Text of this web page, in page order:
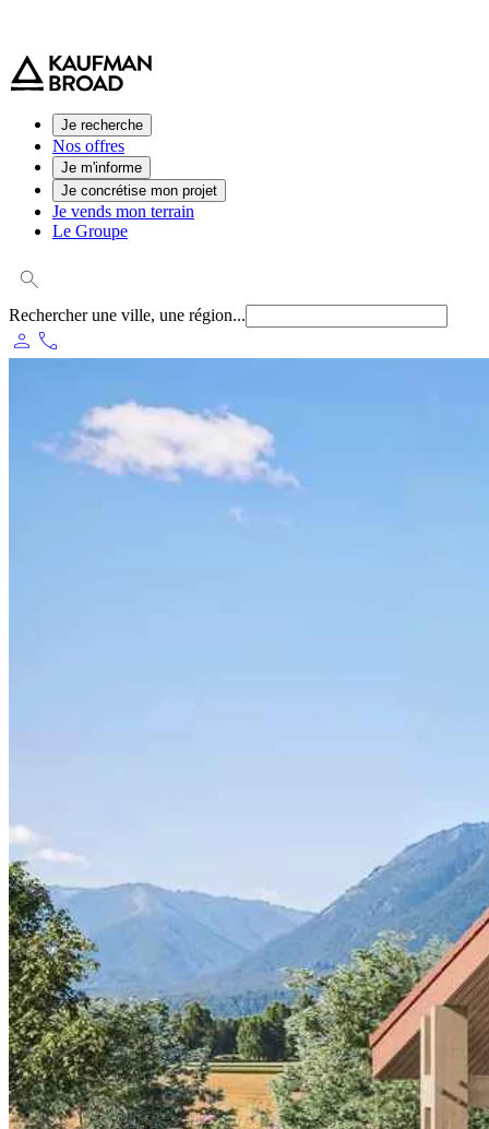
Je recherche
Nos offres
Je m'informe
Je concrétise mon projet
Je vends mon terrain
Le Groupe
Rechercher une ville, une région...
person phone